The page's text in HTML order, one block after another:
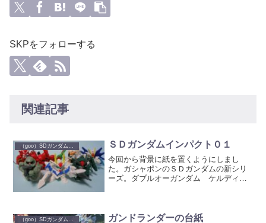
SKPをフォローする
関連記事
（goo）SDガンダム ガシャポン ＳＤガンダムインパクト０１
今回から背景に紙を置くようにしまし
た。ガシャポンのＳＤガンダムの新シリ
ーズ。ダブルオーガンダム ケルディム
いです。さらに、ほとんど...
ガンドランダーの台紙